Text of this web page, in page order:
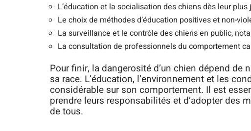
L’éducation et la socialisation des chiens dès leur plus
Le choix de méthodes d’éducation positives et non-
La surveillance et le contrôle des chiens en public,
La consultation de professionnels du comportement
Pour finir, la dangerosité d’un chien dépend de
sa race. L’éducation, l’environnement et les
considérable sur son comportement. Il est
prendre leurs responsabilités et d’adopter des
de tous.